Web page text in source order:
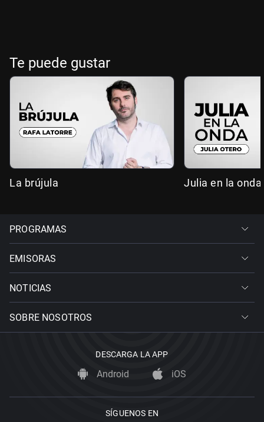
Te puede gustar
La brújula Julia en la onda
PROGRAMAS
EMISORAS
NOTICIAS
SOBRE NOSOTROS
DESCARGA LA APP
Android iOS
SÍGUENOS EN